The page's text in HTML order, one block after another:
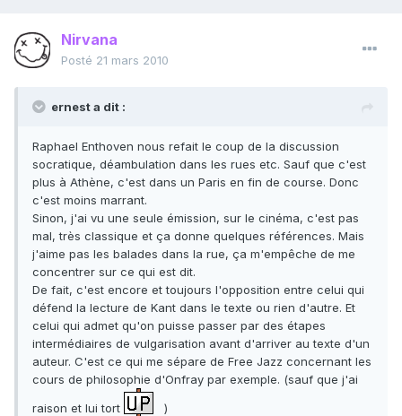
Nirvana
Posté 21 mars 2010
ernest a dit :
Raphael Enthoven nous refait le coup de la discussion
socratique, déambulation dans les rues etc. Sauf que c'est
plus à Athène, c'est dans un Paris en fin de course. Donc
c'est moins marrant.
Sinon, j'ai vu une seule émission, sur le cinéma, c'est pas
mal, très classique et ça donne quelques références. Mais
j'aime pas les balades dans la rue, ça m'empêche de me
concentrer sur ce qui est dit.
De fait, c'est encore et toujours l'opposition entre celui qui
défend la lecture de Kant dans le texte ou rien d'autre. Et
celui qui admet qu'on puisse passer par des étapes
intermédiaires de vulgarisation avant d'arriver au texte d'un
auteur. C'est ce qui me sépare de Free Jazz concernant les
cours de philosophie d'Onfray par exemple. (sauf que j'ai
raison et lui tort
)